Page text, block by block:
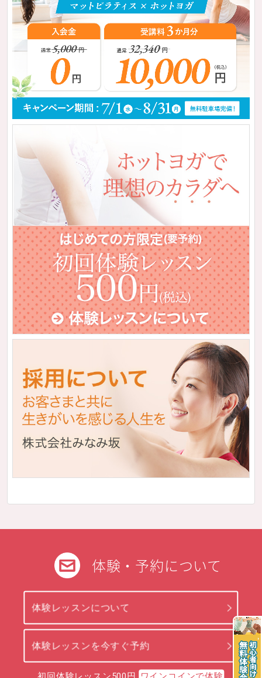
体験・予約について
体験レッスンについて
体験レッスンを今すぐ予約
初回体験レッスン500円 ワインコインで体験